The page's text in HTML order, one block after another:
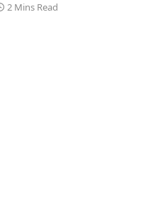
2 Mins Read